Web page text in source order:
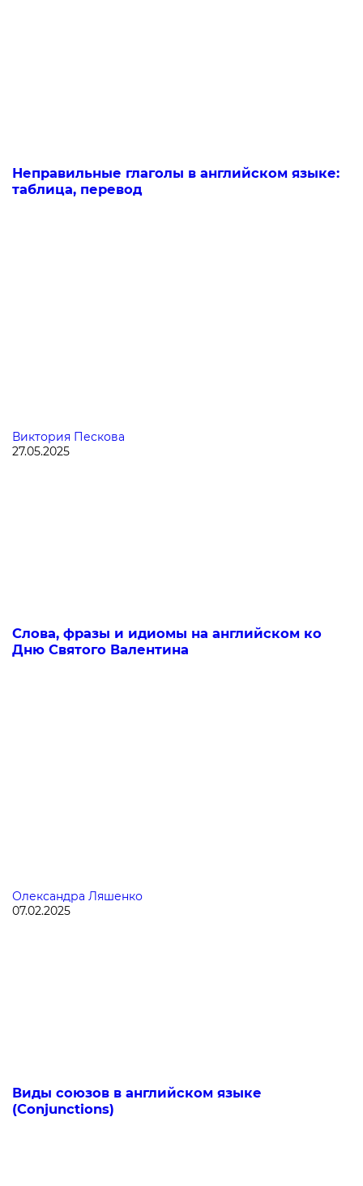
Неправильные глаголы в английском языке:
таблица, перевод
Виктория Пескова
27.05.2025
Слова, фразы и идиомы на английском ко
Дню Святого Валентина
Олександра Ляшенко
07.02.2025
Виды союзов в английском языке
(Conjunctions)